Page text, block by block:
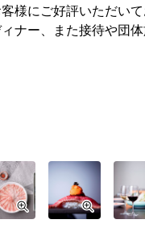
様にご好評いただい
ナー、また接待や団